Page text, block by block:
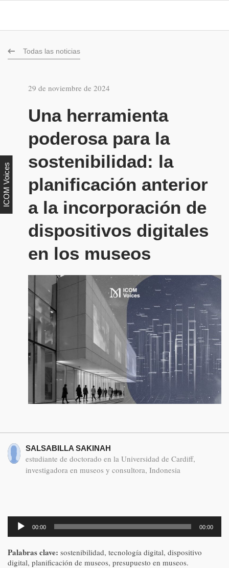
Todas las noticias
29 de noviembre de 2024
ICOM Voices
Una herramienta
poderosa para la
sostenibilidad: la
planificación anterior
a la incorporación de
dispositivos digitales
en los museos
SALSABILLA SAKINAH
estudiante de doctorado en la Universidad de Cardiff,
investigadora en museos y consultora, Indonesia
Reproductor
00:00 00:00
Palabras clave: sostenibilidad, tecnología digital, dispositivo
digital, planificación de museos, presupuesto en museos.